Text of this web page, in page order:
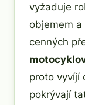
vyžaduje
objemem
cenných
proto vyvíjí
pokrývají